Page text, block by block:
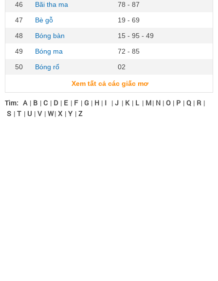
46
Bãi tha ma
78 - 87
47
Bè gỗ
19 - 69
48
Bóng bàn
15 - 95 - 49
49
Bóng ma
72 - 85
50
Bóng rổ 02
Xem tất cả các giấc mơ
Tìm: A | B | C | D | E | F | G | H | I | J | K | L | M| N | O | P | Q | R |
S | T | U | V | W| X | Y | Z